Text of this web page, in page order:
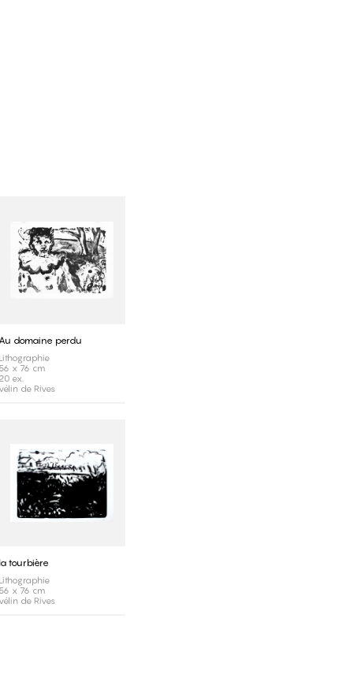
Au domaine perdu
Lithographie
56 x 76 cm
20 ex.
vélin de Rives
la tourbière
Lithographie
56 x 76 cm
vélin de Rives